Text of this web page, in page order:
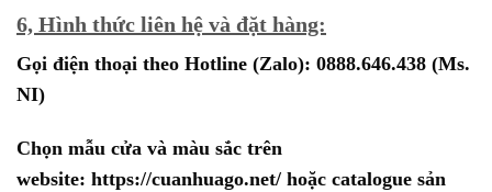
6, Hình thức liên hệ và đặt hàng:
Gọi điện thoại theo Hotline (Zalo): 0888.646.438 (Ms.
NI)
Chọn mẫu cửa và màu sắc trên
website: https://cuanhuago.net/ hoặc catalogue sản